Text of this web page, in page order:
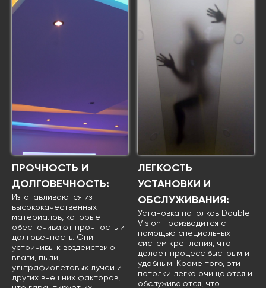
ПРОЧНОСТЬ И
ДОЛГОВЕЧНОСТЬ:
Изготавливаются из
высококачественных
материалов, которые
обеспечивают прочность и
долговечность. Они
устойчивы к воздействию
влаги, пыли,
ультрафиолетовых лучей и
других внешних факторов,
ЛЕГКОСТЬ
УСТАНОВКИ И
ОБСЛУЖИВАНИЯ:
Установка потолков Double
Vision производится с
помощью специальных
систем крепления, что
делает процесс быстрым и
удобным. Кроме того, эти
потолки легко очищаются и
обслуживаются, что